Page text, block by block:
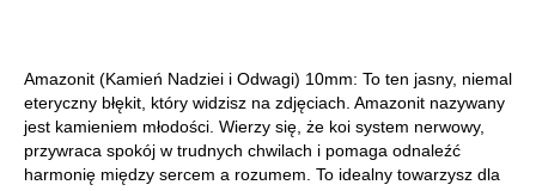
Amazonit (Kamień Nadziei i Odwagi) 10mm: To ten jasny, niemal
eteryczny błękit, który widzisz na zdjęciach. Amazonit nazywany
jest kamieniem młodości. Wierzy się, że koi system nerwowy,
przywraca spokój w trudnych chwilach i pomaga odnaleźć
harmonię między sercem a rozumem. To idealny towarzysz dla